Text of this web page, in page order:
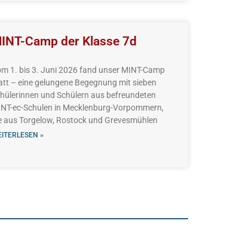
Camp der Klasse 7d
1. bis 3. Juni 2026 fand unser MINT-Camp
– eine gelungene Begegnung mit sieben
und Schülern aus befreundeten
ec-Schulen in Mecklenburg-Vorpommern,
aus Torgelow, Rostock und Grevesmühlen
»